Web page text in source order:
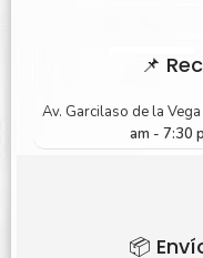
📌
Av. Garcilaso de la
am - 7:30
📦